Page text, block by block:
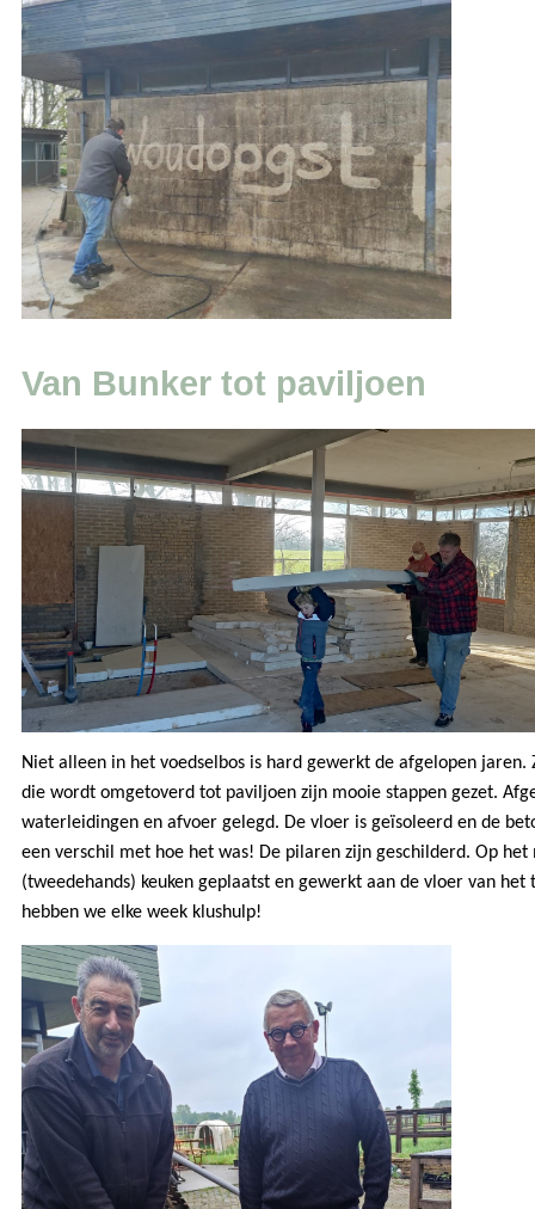
Van Bunker tot paviljoen
Niet alleen in het voedselbos is hard gewerkt de afgelopen jaren.
die wordt omgetoverd tot paviljoen zijn mooie stappen gezet.
waterleidingen en afvoer gelegd. De vloer is geïsoleerd en de
een verschil met hoe het was! De pilaren zijn geschilderd. Op
(tweedehands) keuken geplaatst en gewerkt aan de vloer van het
hebben we elke week klushulp!